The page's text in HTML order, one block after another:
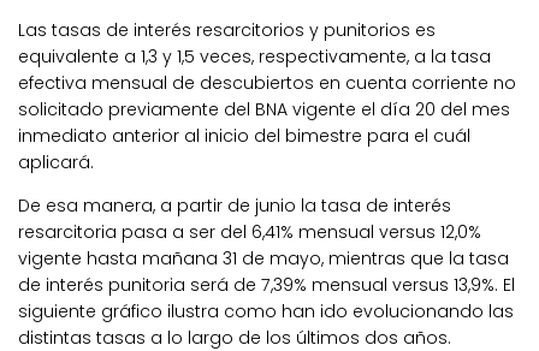
Las tasas de interés resarcitorios y punitorios es
equivalente a 1,3 y 1,5 veces, respectivamente, a la tasa
efectiva mensual de descubiertos en cuenta corriente no
solicitado previamente del BNA vigente el día 20 del mes
inmediato anterior al inicio del bimestre para el cuál
aplicará.
De esa manera, a partir de junio la tasa de interés
resarcitoria pasa a ser del 6,41% mensual versus 12,0%
vigente hasta mañana 31 de mayo, mientras que la tasa
de interés punitoria será de 7,39% mensual versus 13,9%. El
siguiente gráfico ilustra como han ido evolucionando las
distintas tasas a lo largo de los últimos dos años.